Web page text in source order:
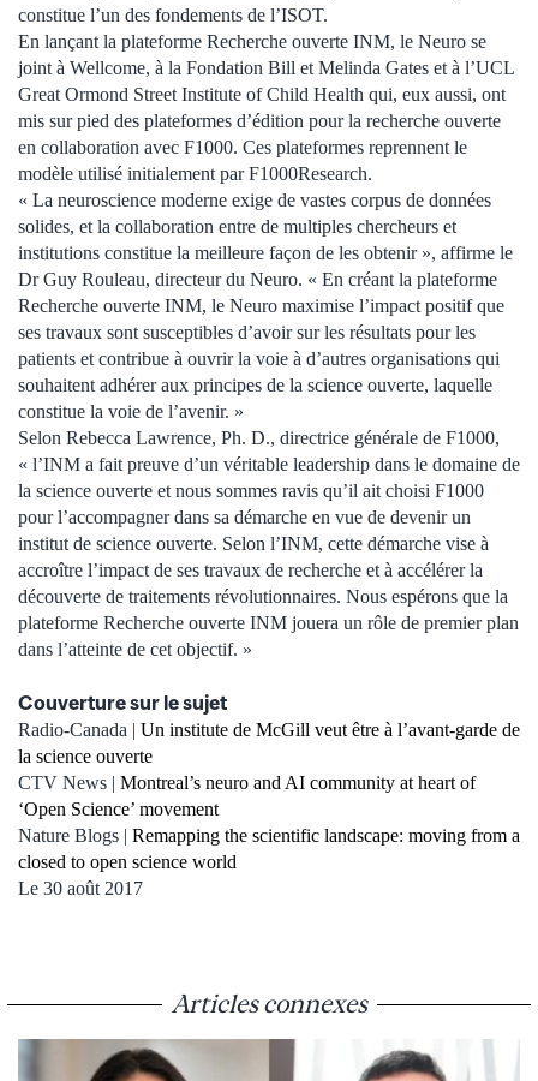
constitue l’un des fondements de l’ISOT.
En lançant la plateforme Recherche ouverte INM, le Neuro se
joint à Wellcome, à la Fondation Bill et Melinda Gates et à l’UCL
Great Ormond Street Institute of Child Health qui, eux aussi, ont
mis sur pied des plateformes d’édition pour la recherche ouverte
en collaboration avec F1000. Ces plateformes reprennent le
modèle utilisé initialement par F1000Research.
« La neuroscience moderne exige de vastes corpus de données
solides, et la collaboration entre de multiples chercheurs et
institutions constitue la meilleure façon de les obtenir », affirme le
Dr Guy Rouleau, directeur du Neuro. « En créant la plateforme
Recherche ouverte INM, le Neuro maximise l’impact positif que
ses travaux sont susceptibles d’avoir sur les résultats pour les
patients et contribue à ouvrir la voie à d’autres organisations qui
souhaitent adhérer aux principes de la science ouverte, laquelle
constitue la voie de l’avenir. »
Selon Rebecca Lawrence, Ph. D., directrice générale de F1000,
« l’INM a fait preuve d’un véritable leadership dans le domaine de
la science ouverte et nous sommes ravis qu’il ait choisi F1000
pour l’accompagner dans sa démarche en vue de devenir un
institut de science ouverte. Selon l’INM, cette démarche vise à
accroître l’impact de ses travaux de recherche et à accélérer la
découverte de traitements révolutionnaires. Nous espérons que la
plateforme Recherche ouverte INM jouera un rôle de premier plan
dans l’atteinte de cet objectif. »
Couverture sur le sujet
Radio-Canada | Un institute de McGill veut être à l’avant-garde de
la science ouverte
CTV News | Montreal’s neuro and AI community at heart of
‘Open Science’ movement
Nature Blogs | Remapping the scientific landscape: moving from a
closed to open science world
Le 30 août 2017
Articles connexes